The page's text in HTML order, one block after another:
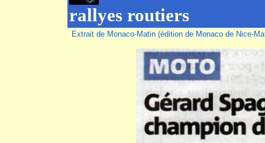
rallyes routiers
Extrait de Monaco-Matin (édition de Monaco de Nice-